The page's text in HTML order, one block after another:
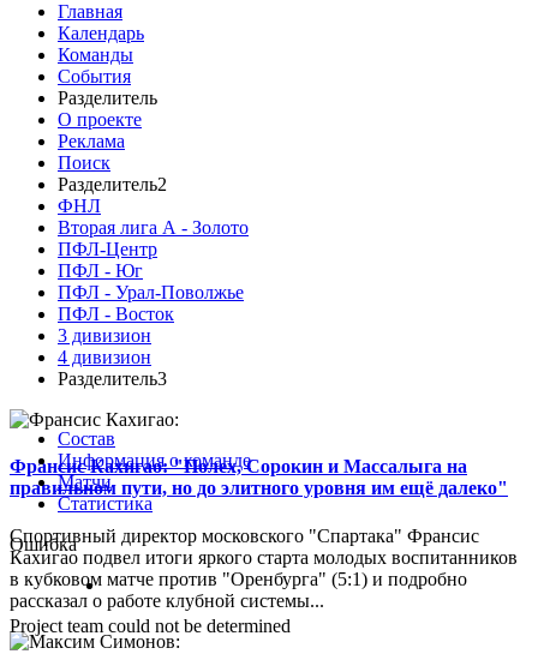
Главная
Календарь
Команды
События
Разделитель
О проекте
Реклама
Поиск
Разделитель2
ФНЛ
Вторая лига А - Золото
ПФЛ-Центр
ПФЛ - Юг
ПФЛ - Урал-Поволжье
ПФЛ - Восток
3 дивизион
4 дивизион
Разделитель3
Франсис Кахигао: "Полех, Сорокин и Массалыга на
правильном пути, но до элитного уровня им ещё далеко"
Спортивный директор московского "Спартака" Франсис
Кахигао подвел итоги яркого старта молодых воспитанников
в кубковом матче против "Оренбурга" (5:1) и подробно
рассказал о работе клубной системы...
Состав
Информация о команде
Матчи
Статистика
Ошибка
Project team could not be determined